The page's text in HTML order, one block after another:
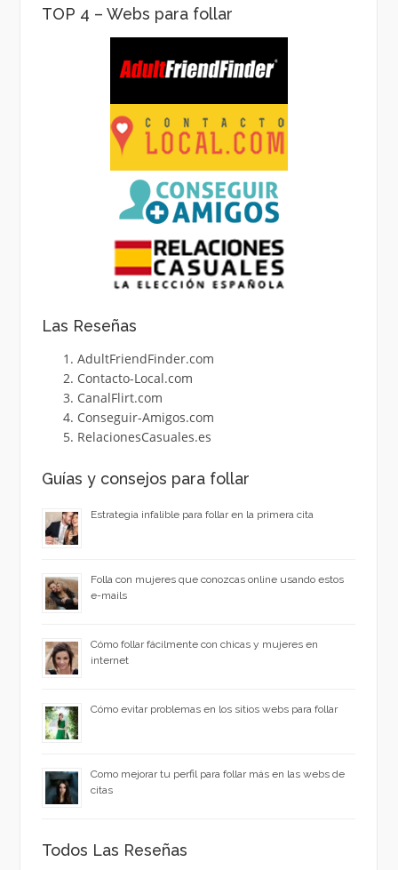
TOP 4 – Webs para follar
Las Reseñas
AdultFriendFinder.com
Contacto-Local.com
CanalFlirt.com
Conseguir-Amigos.com
RelacionesCasuales.es
Guías y consejos para follar
Estrategia infalible para follar en la primera cita
Folla con mujeres que conozcas online usando estos
e-mails
Cómo follar fácilmente con chicas y mujeres en
internet
Cómo evitar problemas en los sitios webs para follar
Como mejorar tu perfil para follar más en las webs de
citas
Todos Las Reseñas